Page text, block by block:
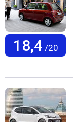
18,4 /20